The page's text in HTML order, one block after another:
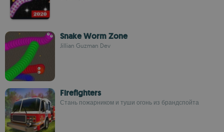
Snake Worm Zone
Jillian Guzman Dev
Firefighters
Стань пожарником и туши огонь из брандспойта